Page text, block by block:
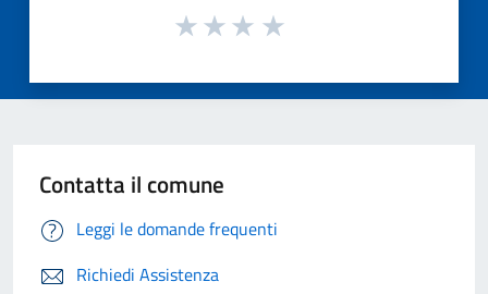
Contatta il comune
Leggi le domande frequenti
Richiedi Assistenza